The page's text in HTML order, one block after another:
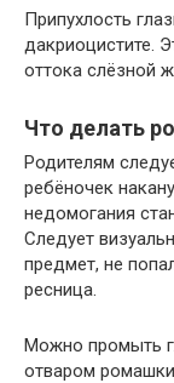
Припухлость
дакриоцистите.
оттока слёзной
Что делать
Родителям
ребёночек
недомогания
Следует
предмет, не
ресница.
Можно промыть
отваром